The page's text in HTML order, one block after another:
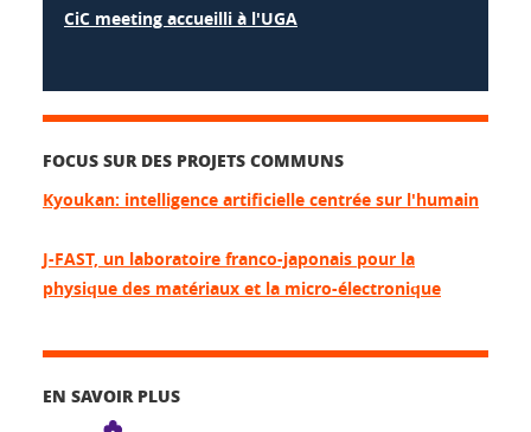
CiC meeting accueilli à l'UGA
FOCUS SUR DES PROJETS COMMUNS
Kyoukan: intelligence artificielle centrée sur l'humain
J-FAST, un laboratoire franco-japonais pour la
physique des matériaux et la micro-électronique
EN SAVOIR PLUS